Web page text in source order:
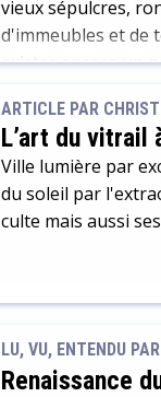
vieux sépulcres,
d'immeubles et de
exister encore un
gagné par un
de s'écouler.
ces croix de pierre
ARTICLE PAR
L’art du vitrail
Ville lumière par
du soleil par
culte mais aussi
LU, VU, ENTENDU
Renaissance